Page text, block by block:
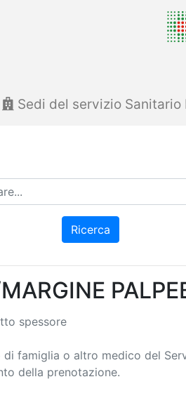
Sedi del servizio Sanitario
Ricerca
spessore
famiglia o altro medico del
della prenotazione.